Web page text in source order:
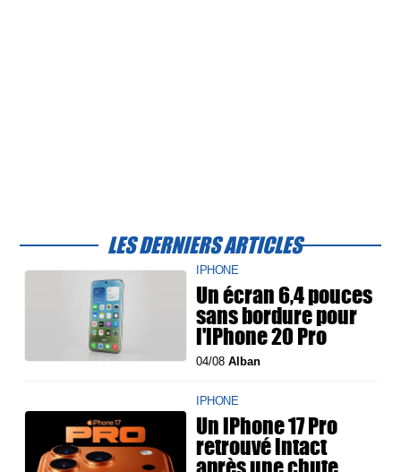
LES DERNIERS ARTICLES
IPHONE
Un écran 6,4 pouces
sans bordure pour
l'iPhone 20 Pro
04/08Alban
IPHONE
Un iPhone 17 Pro
retrouvé intact